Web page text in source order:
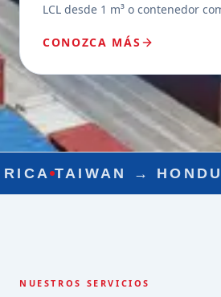
LCL desde 1 m³ o contenedor
CONOZCA MÁS
→HONDURAS
NUESTROS SERVICIOS